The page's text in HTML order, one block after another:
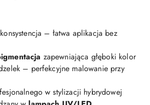
– łatwa aplikacja bez
zapewniająca głęboki kolor
– perfekcyjne malowanie przy
w stylizacji hybrydowej